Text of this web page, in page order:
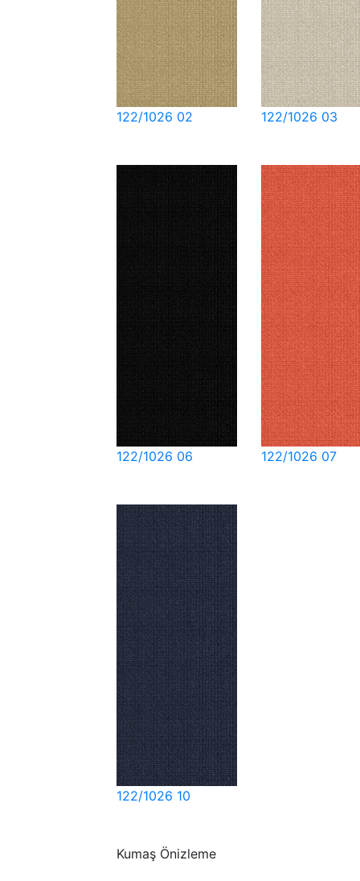
122/1026 02 122/1026 03
122/1026 06 122/1026 07
122/1026 10
Kumaş Önizleme